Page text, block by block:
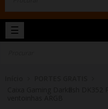
Toggle
navigation
☰